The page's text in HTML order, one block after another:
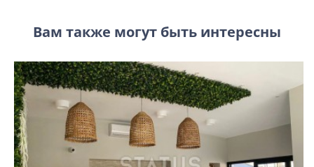
Вам также могут быть интересны